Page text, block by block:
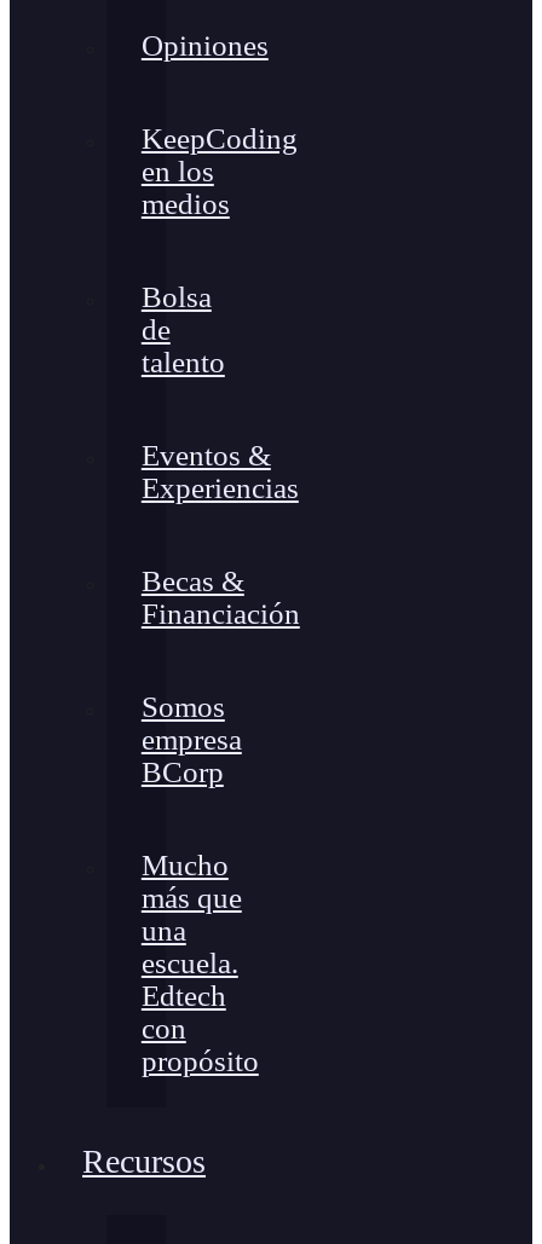
Opiniones
KeepCoding
en los
medios
Bolsa
de
talento
Eventos &
Experiencias
Becas &
Financiación
Somos
empresa
BCorp
Mucho
más que
una
escuela.
Edtech
con
propósito
Recursos